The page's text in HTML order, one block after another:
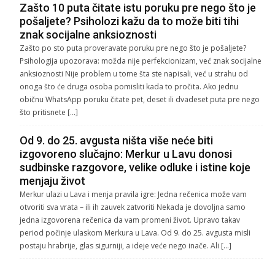
Zašto 10 puta čitate istu poruku pre nego što je
pošaljete? Psiholozi kažu da to može biti tihi
znak socijalne anksioznosti
Zašto po sto puta proveravate poruku pre nego što je pošaljete?
Psihologija upozorava: možda nije perfekcionizam, već znak socijalne
anksioznosti Nije problem u tome šta ste napisali, već u strahu od
onoga što će druga osoba pomisliti kada to pročita. Ako jednu
običnu WhatsApp poruku čitate pet, deset ili dvadeset puta pre nego
što pritisnete […]
Od 9. do 25. avgusta ništa više neće biti
izgovoreno slučajno: Merkur u Lavu donosi
sudbinske razgovore, velike odluke i istine koje
menjaju život
Merkur ulazi u Lava i menja pravila igre: Jedna rečenica može vam
otvoriti sva vrata – ili ih zauvek zatvoriti Nekada je dovoljna samo
jedna izgovorena rečenica da vam promeni život. Upravo takav
period počinje ulaskom Merkura u Lava. Od 9. do 25. avgusta misli
postaju hrabrije, glas sigurniji, a ideje veće nego inače. Ali […]